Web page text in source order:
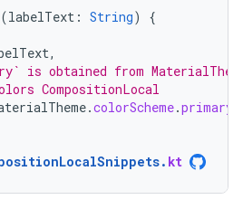
(labelText : String)
{
,
is obtained from
CompositionLocal
.colorScheme.primary
. kt